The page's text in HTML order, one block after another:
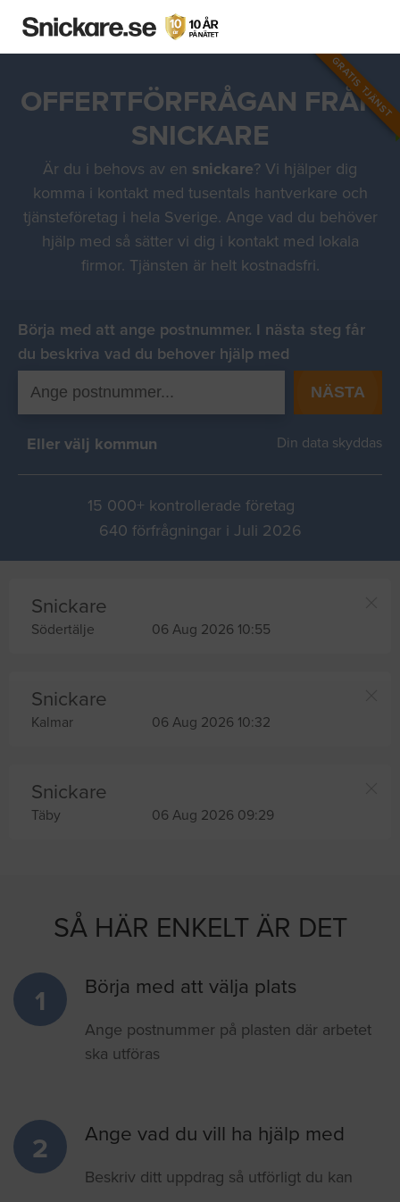
GRATIS TJÄNST
OFFERTFÖRFRÅGAN FRÅN
SNICKARE
Är du i behovs av en snickare? Vi hjälper dig
komma i kontakt med tusentals hantverkare och
tjänsteföretag i hela Sverige. Ange vad du behöver
hjälp med så sätter vi dig i kontakt med lokala
firmor. Tjänsten är helt kostnadsfri.
Börja med att ange postnummer. I nästa steg får
du beskriva vad du behover hjälp med
NÄSTA
Eller välj kommun Din data skyddas
15 000+ kontrollerade företag
640 förfrågningar i Juli 2026
Snickare
Södertälje 06 Aug 2026 10:55
Snickare
Kalmar 06 Aug 2026 10:32
Snickare
Täby 06 Aug 2026 09:29
SÅ HÄR ENKELT ÄR DET
1 Börja med att välja plats
Ange postnummer på plasten där arbetet
ska utföras
2 Ange vad du vill ha hjälp med
Beskriv ditt uppdrag så utförligt du kan